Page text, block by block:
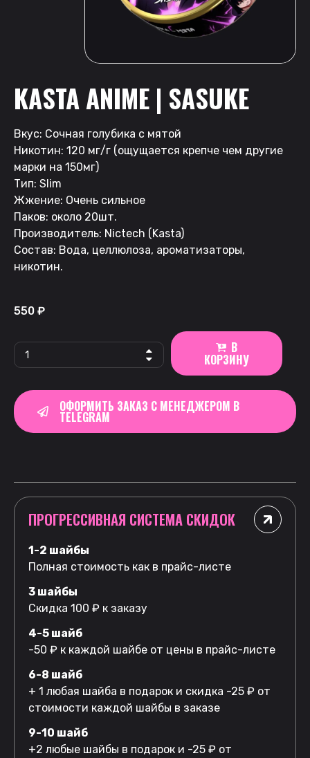
KASTA ANIME | SASUKE
Вкус: Сочная голубика с мятой
Никотин: 120 мг/г (ощущается крепче чем другие
марки на 150мг)
Тип: Slim
Жжение: Очень сильное
Паков: около 20шт.
Производитель: Nictech (Kasta)
Состав: Вода, целлюлоза, ароматизаторы,
никотин.
550 ₽
В
КОРЗИНУ
ОФОРМИТЬ ЗАКАЗ С МЕНЕДЖЕРОМ В
TELEGRAM
ПРОГРЕССИВНАЯ СИСТЕМА СКИДОК
1-2 шайбы
Полная стоимость как в прайс-листе
3 шайбы
Скидка 100 ₽ к заказу
4-5 шайб
-50 ₽ к каждой шайбе от цены в прайс-листе
6-8 шайб
+ 1 любая шайба в подарок и скидка -25 ₽ от
стоимости каждой шайбы в заказе
9-10 шайб
+2 любые шайбы в подарок и -25 ₽ от